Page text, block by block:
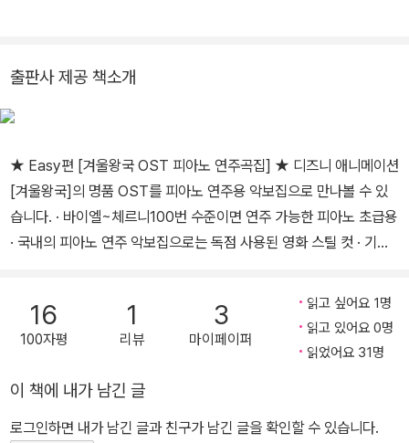
출판사 제공 책소개
★ Easy편 [겨울왕국 OST 피아노 연주곡집] ★ 디즈니 애니메이션
[겨울왕국]의 명품 OST를 피아노 연주용 악보집으로 만나볼 수 있
습니다. · 바이엘~체르니100번 수준이면 연주 가능한 피아노 초급용
· 국내의 피아노 연주 악보집으로는 독점 사용된 영화 스틸 컷 · 기존
보/160스티커/무비 스토리/영화 스틸 컷/가사로 배우는 영어 등 수
악이 철저하게 한몫을 했습니다. 세대 간의 뚜렷한 음악적 색깔이 드
뜻한 감성입니다. [겨울왕국]의 아름다운 장면들과 함께 심장을 울리
게 했던 감성적인 음악들이 [겨울왕국 OST 피아노 연주곡집]으로
16
100자평
1
리뷰
3
마이페이퍼
읽고 싶어요 1명
읽고 있어요 0명
읽었어요 31명
이 책에 내가 남긴 글
로그인하면 내가 남긴 글과 친구가 남긴 글을 확인할 수 있습니다.